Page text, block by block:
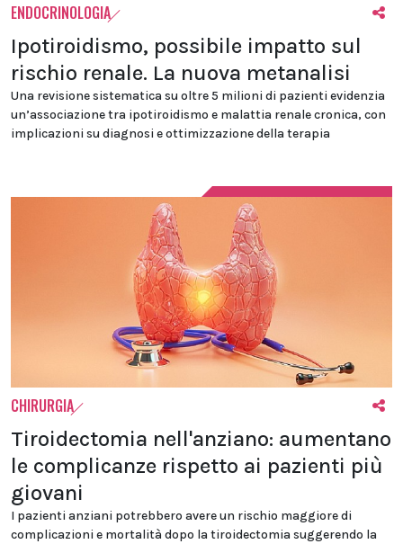
ENDOCRINOLOGIA
Ipotiroidismo, possibile impatto sul
rischio renale. La nuova metanalisi
Una revisione sistematica su oltre 5 milioni di pazienti evidenzia
un’associazione tra ipotiroidismo e malattia renale cronica, con
implicazioni su diagnosi e ottimizzazione della terapia
CHIRURGIA
Tiroidectomia nell'anziano: aumentano
le complicanze rispetto ai pazienti più
giovani
I pazienti anziani potrebbero avere un rischio maggiore di
complicazioni e mortalità dopo la tiroidectomia suggerendo la